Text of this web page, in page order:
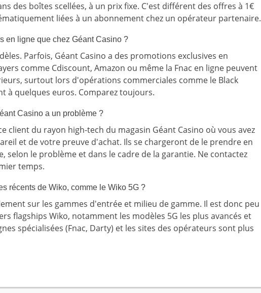
des boîtes scellées, à un prix fixe. C'est différent des offres à 1€
liées à un abonnement chez un opérateur partenaire.
en ligne que chez Géant Casino ?
Parfois, Géant Casino a des promotions exclusives en
comme Cdiscount, Amazon ou même la Fnac en ligne peuvent
surtout lors d'opérations commerciales comme le Black
à quelques euros. Comparez toujours.
Casino a un problème ?
client du rayon high-tech du magasin Géant Casino où vous avez
et de votre preuve d'achat. Ils se chargeront de le prendre en
selon le problème et dans le cadre de la garantie. Ne contactez
temps.
récents de Wiko, comme le Wiko 5G ?
sur les gammes d'entrée et milieu de gamme. Il est donc peu
flagships Wiko, notamment les modèles 5G les plus avancés et
spécialisées (Fnac, Darty) et les sites des opérateurs sont plus